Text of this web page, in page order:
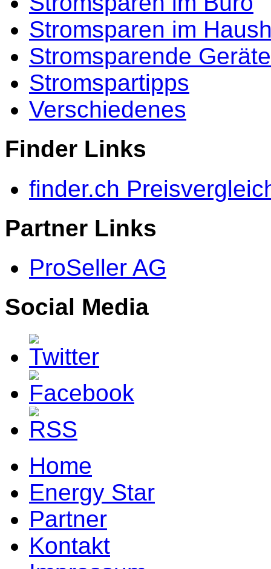
Stromsparen im
Stromsparende Geräte
Stromspartipps
Verschiedenes
Finder Links
finder.ch
Partner Links
ProSeller AG
Social Media
Home
Energy Star
Partner
Kontakt